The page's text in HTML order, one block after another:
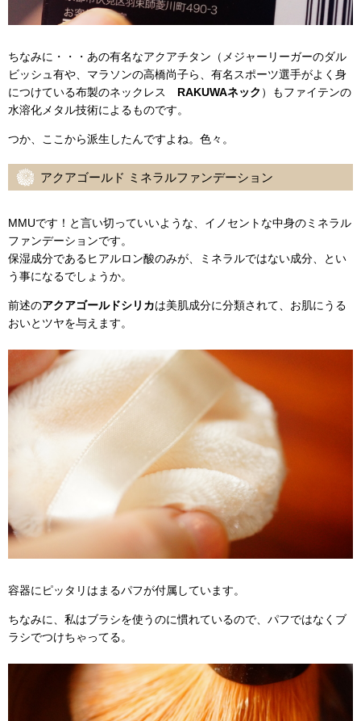
ちなみに・・・あの有名なアクアチタン（メジャーリーガーのダル
ビッシュ有や、マラソンの高橋尚子ら、有名スポーツ選手がよく身
につけている布製のネックレス RAKUWAネック ）もファイテンの
水溶化メタル技術によるものです。
つか、ここから派生したんですよね。色々。
アクアゴールド ミネラルファンデーション
MMUです！と言い切っていいような、イノセントな中身のミネラル
ファンデーションです。
保湿成分であるヒアルロン酸のみが、ミネラルではない成分、とい
う事になるでしょうか。
前述のアクアゴールドシリカは美肌成分に分類されて、お肌にうる
おいとツヤを与えます。
容器にピッタリはまるパフが付属しています。
ちなみに、私はブラシを使うのに慣れているので、パフではなくブ
ラシでつけちゃってる。